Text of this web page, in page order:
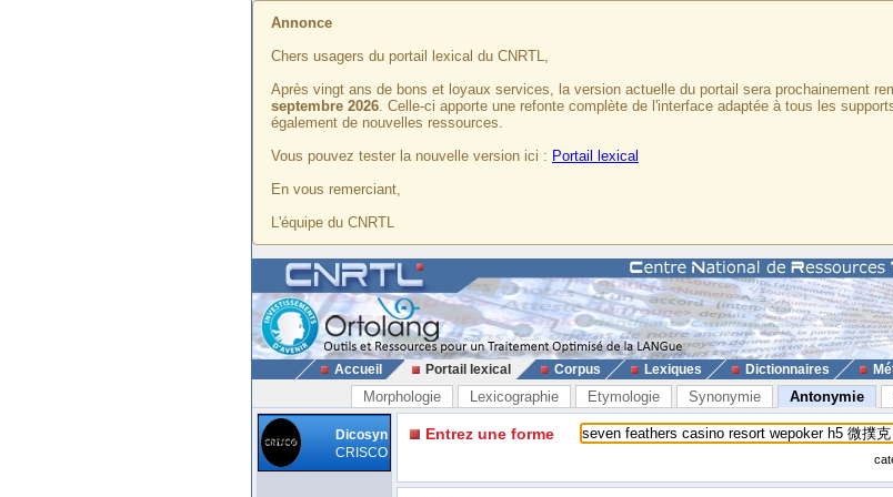
Annonce
Chers usagers du portail lexical du CNRTL,
Après vingt ans de bons et loyaux services, la version actuelle du portail sera prochainement
septembre 2026. Celle-ci apporte une refonte complète de l'interface adaptée à tous les
également de nouvelles ressources.
Vous pouvez tester la nouvelle version ici : Portail lexical
En vous remerciant,
L'équipe du CNRTL
Accueil Portail lexical Corpus Lexiques Dictionnaires
Morphologie Lexicographie Etymologie Synonymie Antonymie
Dicosyn
CRISCO
Entrez une forme